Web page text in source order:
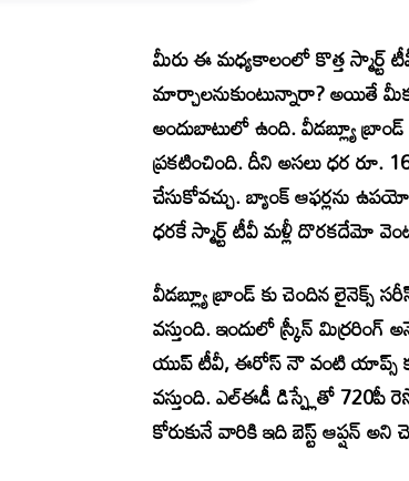
మీరు ఈ మధ్యకాలంలో కొత్త స్మార్ట్
మార్చాలనుకుంటున్నారా? అయితే
అందుబాటులో ఉంది. వీడబ్ల్యూ
ప్రకటించింది. దీని అసలు ధర
చేసుకోవచ్చు. బ్యాంక్ ఆఫర్లను
ధరకే స్మార్ట్ టీవీ మళ్లీ దొరకదేమో
వీడబ్ల్యూ బ్రాండ్ కు చెందిన లైనెక్స్
వస్తుంది. ఇందులో స్క్రీన్
యుప్ టీవీ, ఈరోస్ నౌ వంటి యాప్స్
వస్తుంది. ఎల్ఈడీ డిస్ప్లేతో 720పీ
కోరుకునే వారికి ఇది బెస్ట్ ఆప్షన్ అని